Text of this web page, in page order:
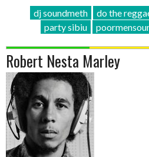
dj soundmeth do the
party sibiu
Robert Nesta Marley